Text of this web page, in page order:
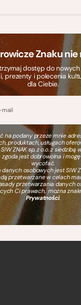
Znaku nie
dostęp do
prezenty i polecenia
dla Ciebie.
na podany przeze mnie
produktach, usługach
ZNAK sp. z o.o. z siedzibą
zgoda jest dobrowolna i
wycofać.
osobowych jest SIW
przetwarzane w celach
przetwarzania danych
Ci prawach, można
Prywatności.